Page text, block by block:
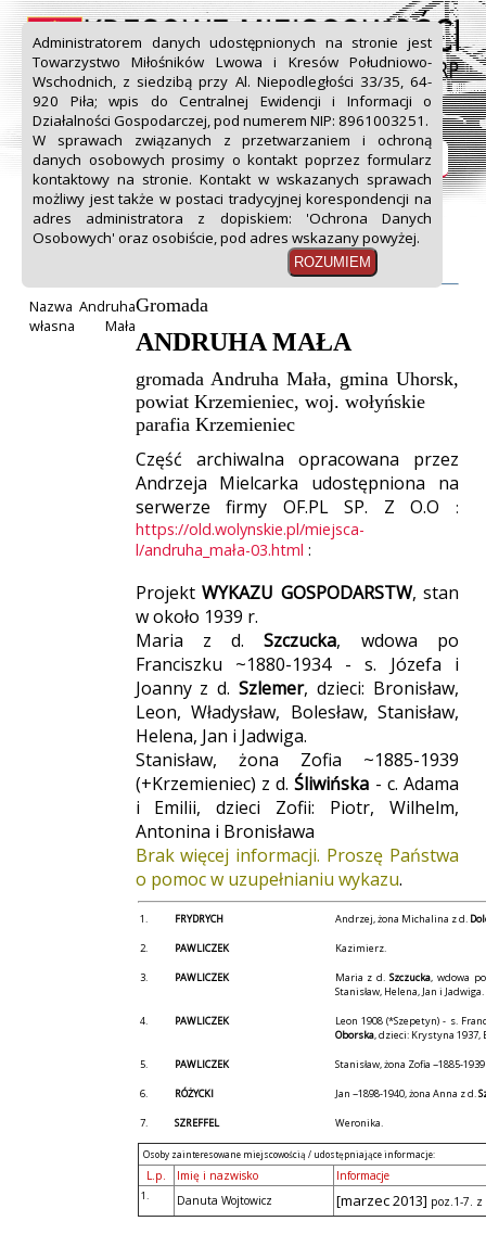
Start Projekt
Spis miejscowości
Formularz zgłoszeniowy
Komunikaty
Linki
Do pobrania
Kontakt
gmina wiejska Uhorsk, powiat krzemieniecki,
Nazwa
własna
Andruha
Mała
Gromada
ANDRUHA MAŁA
gromada Andruha Mała, gmina Uhorsk,
powiat Krzemieniec, woj. wołyńskie
parafia Krzemieniec
Część archiwalna opracowana przez
Andrzeja Mielcarka udostępniona na
serwerze firmy OF.PL SP. Z O.O :
https://old.wolynskie.pl/miejsca-
l/andruha_mała-03.html :
ProjektWYKAZU GOSPODARSTW, stan
w około 1939 r.
Maria z d.Szczucka, wdowa po
Franciszku ~1880-1934 - s. Józefa i
Joanny z d.Szlemer, dzieci: Bronisław,
Leon, Władysław, Bolesław, Stanisław,
Helena, Jan i Jadwiga.
Stanisław, żona Zofia ~1885-1939
(+Krzemieniec) z d.Śliwińska - c. Adama
i Emilii, dzieci Zofii: Piotr, Wilhelm,
Antonina i Bronisława
Brak więcej informacji. Proszę Państwa
o pomoc w uzupełnianiu wykazu.
1. FRYDRYCH Andrzej, żona Michalina z d.
2. PAWLICZEK Kazimierz.
3. PAWLICZEK Maria z d.Szczucka, wdowa
Stanisław, Helena, Jan i Jadwiga.
4. PAWLICZEK
Leon 1908 (*Szepetyn) - s.
Oborska, dzieci: Krystyna 1937,
5. PAWLICZEK Stanisław, żona Zofia ~1885-
6. RÓŻYCKI Jan ~1898-1940, żona Anna z d.
7. SZREFFEL Weronika.
Osoby zainteresowane miejscowością / udostępniające informacje:
L.p. Imię i nazwisko Informacje
1. Danuta Wojtowicz [marzec 2013] poz.1-7.
Administratorem danych udostępnionych na stronie jest
Towarzystwo Miłośników Lwowa i Kresów Południowo-
Wschodnich, z siedzibą przy Al. Niepodległości 33/35, 64-
920 Piła; wpis do Centralnej Ewidencji i Informacji o
Działalności Gospodarczej, pod numerem NIP: 8961003251.
W sprawach związanych z przetwarzaniem i ochroną
danych osobowych prosimy o kontakt poprzez formularz
kontaktowy na stronie. Kontakt w wskazanych sprawach
możliwy jest także w postaci tradycyjnej korespondencji na
adres administratora z dopiskiem: 'Ochrona Danych
Osobowych' oraz osobiście, pod adres wskazany powyżej.